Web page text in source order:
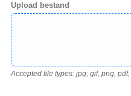
Upload bestand
Accepted file types: jpg, gif, png,